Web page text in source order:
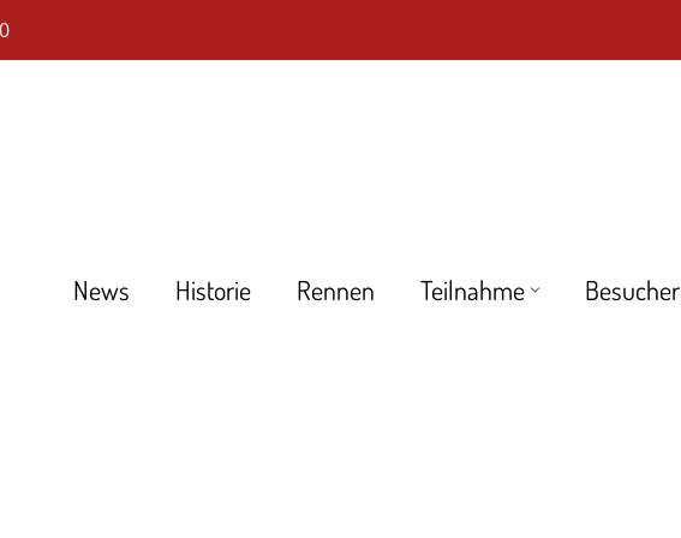
News Historie Rennen Teilnahme Besucher